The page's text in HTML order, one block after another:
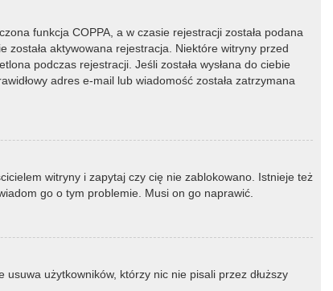
funkcja COPPA, a w czasie rejestracji została podana
została aktywowana rejestracja. Niektóre witryny przed
podczas rejestracji. Jeśli została wysłana do ciebie
adres e-mail lub wiadomość została zatrzymana
witryny i zapytaj czy cię nie zablokowano. Istnieje też
go o tym problemie. Musi on go naprawić.
użytkowników, którzy nic nie pisali przez dłuższy